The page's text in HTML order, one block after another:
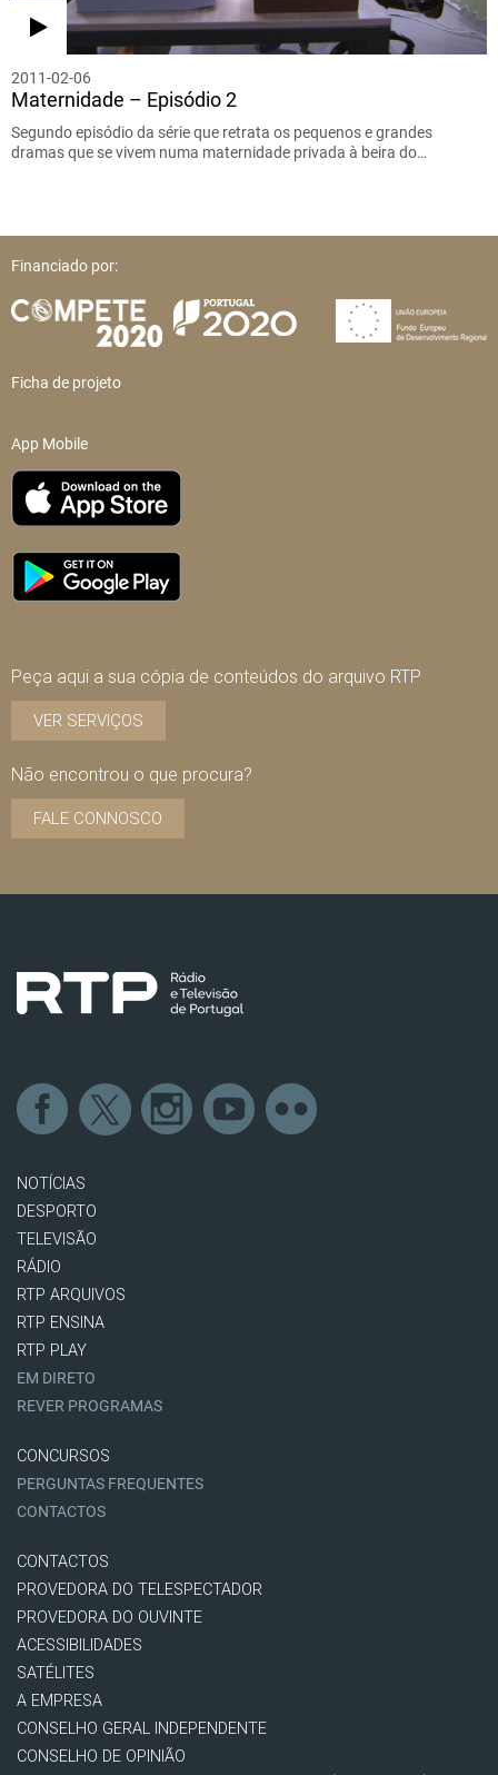
2011-02-06
Maternidade – Episódio 2
Segundo episódio da série que retrata os pequenos e grandes
dramas que se vivem numa maternidade privada à beira do…
Financiado por:
Ficha de projeto
App Mobile
Peça aqui a sua cópia de conteúdos do arquivo RTP
VER SERVIÇOS
Não encontrou o que procura?
FALE CONNOSCO
NOTÍCIAS
DESPORTO
TELEVISÃO
RÁDIO
RTP ARQUIVOS
RTP ENSINA
RTP PLAY
EM DIRETO
REVER PROGRAMAS
CONCURSOS
PERGUNTAS FREQUENTES
CONTACTOS
CONTACTOS
PROVEDORA DO TELESPECTADOR
PROVEDORA DO OUVINTE
ACESSIBILIDADES
SATÉLITES
A EMPRESA
CONSELHO GERAL INDEPENDENTE
CONSELHO DE OPINIÃO